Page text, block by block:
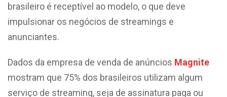
brasileiro é receptível ao modelo, o que deve
impulsionar os negócios de streamings e
anunciantes.
Dados da empresa de venda de anúncios Magnite
mostram que 75% dos brasileiros utilizam algum
serviço de streaming, seja de assinatura paga ou